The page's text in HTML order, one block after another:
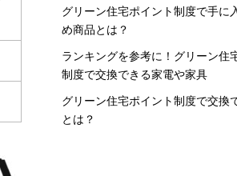
グリーン住宅ポイント制度で手に
め商品とは？
ランキングを参考に！グリーン住
制度で交換できる家電や家具
グリーン住宅ポイント制度で交換
とは？